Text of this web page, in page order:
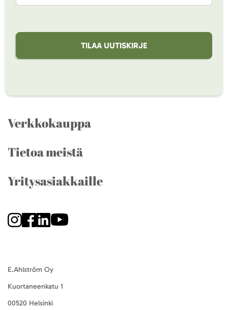
TILAA UUTISKIRJE
Verkkokauppa
Tietoa meistä
Yritysasiakkaille
E.Ahlström Oy
Kuortaneenkatu 1
00520 Helsinki